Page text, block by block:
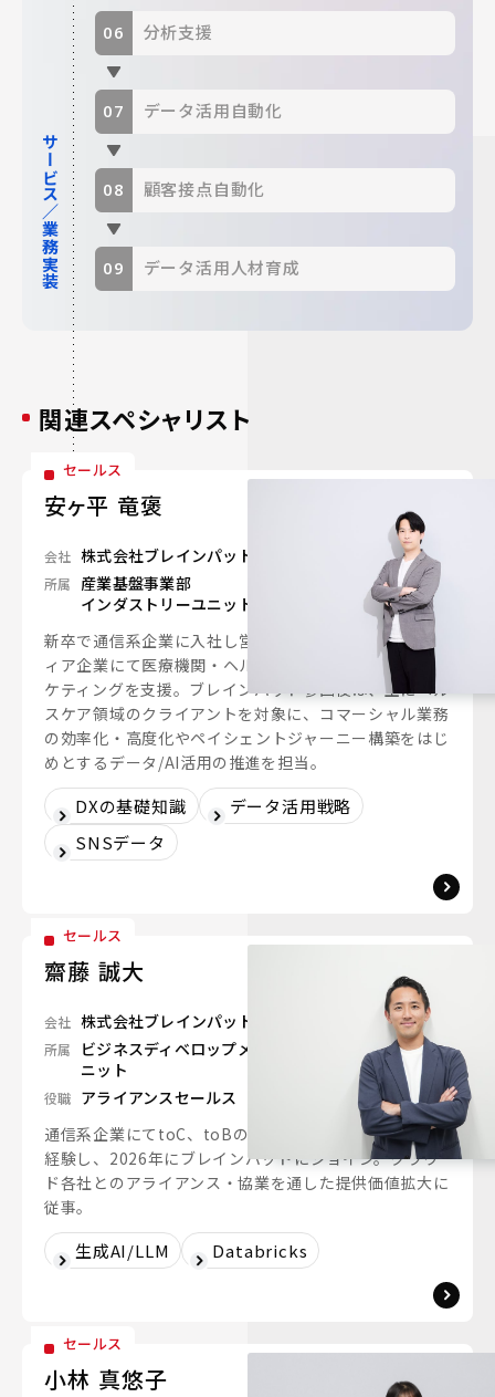
サービス／業務実装
分析支援
データ活用自動化
顧客接点自動化
データ活用人材育成
関連スペシャリスト
セールス
安ヶ平 竜褒
会社 株式会社ブレインパッド
所属
産業基盤事業部
インダストリーユニット
新卒で通信系企業に入社し営業職に従事後、医療系メデ
ィア企業にて医療機関・ヘルスケア企業のデジタルマー
ケティングを支援。ブレインパッド参画後は、主にヘル
スケア領域のクライアントを対象に、コマーシャル業務
の効率化・高度化やペイシェントジャーニー構築をはじ
めとするデータ/AI活用の推進を担当。
DXの基礎知識
データ活用戦略
SNSデータ
セールス
齋藤 誠大
会社 株式会社ブレインパッド
所属
ビジネスディベロップメント&イネーブルメントユ
ニット
役職 アライアンスセールス
通信系企業にてtoC、toBのサービス企画や事業開発を
経験し、2026年にブレインパッドにジョイン。クラウ
ド各社とのアライアンス・協業を通した提供価値拡大に
従事。
生成AI/LLM Databricks
セールス
小林 真悠子